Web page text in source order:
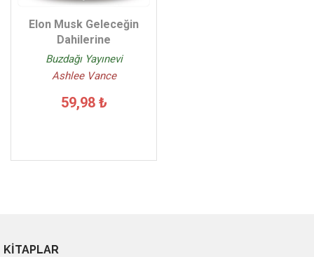
Elon Musk Geleceğin
Dahilerine
Buzdağı Yayınevi
Ashlee Vance
59,98 ₺
KİTAPLAR